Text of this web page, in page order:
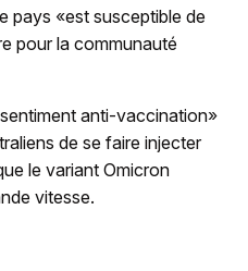
pays «est susceptible de
pour la communauté
anti-vaccination»
de se faire injecter
le variant Omicron
vitesse.